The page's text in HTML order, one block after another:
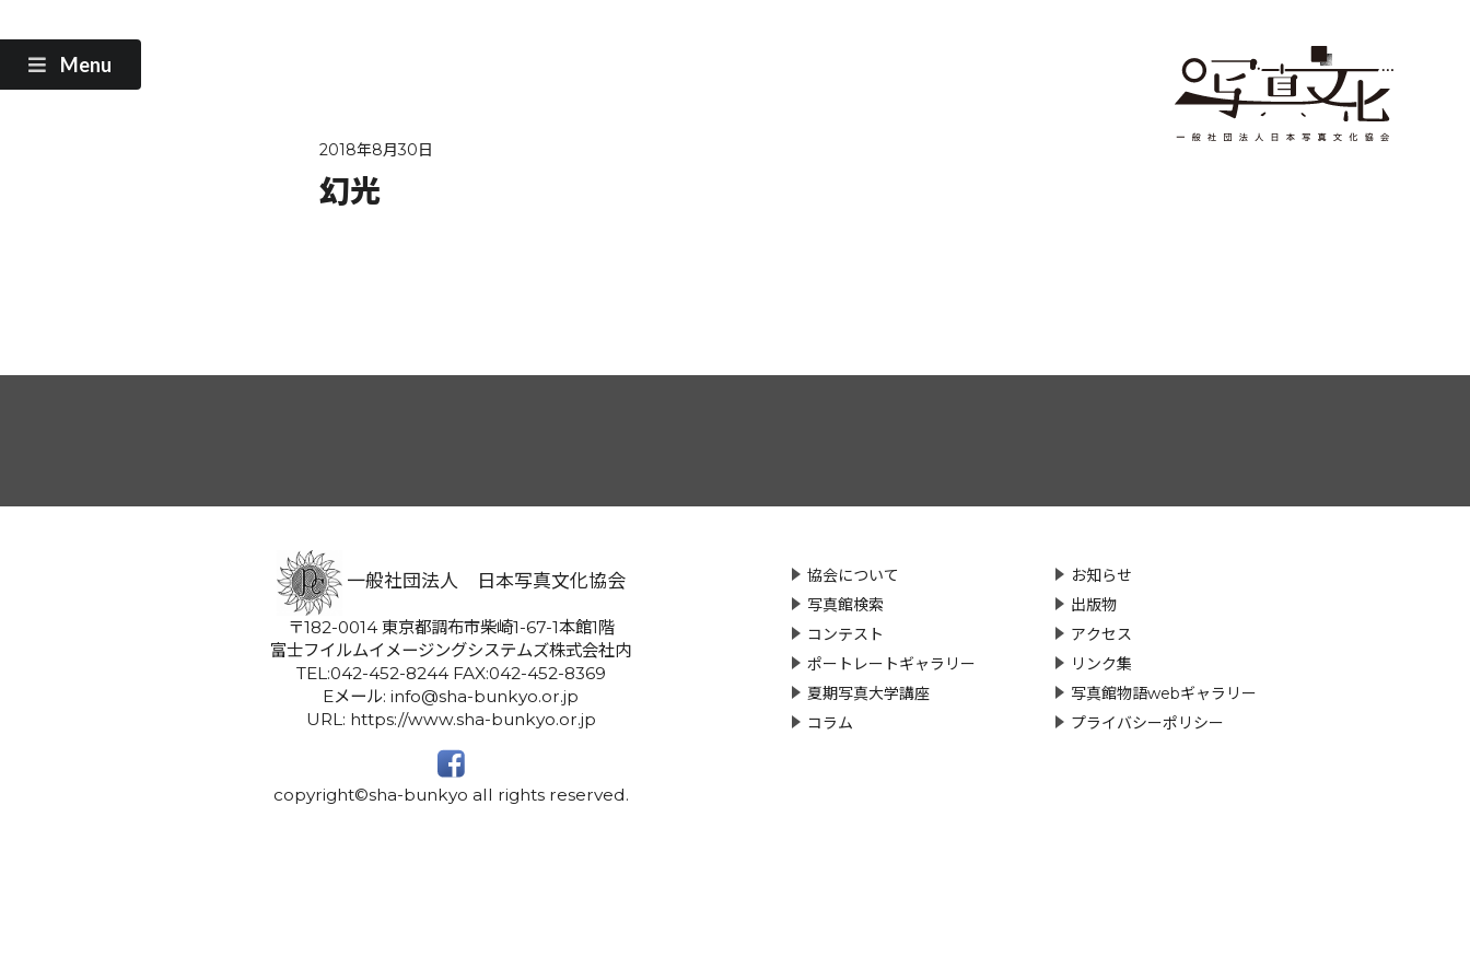
Menu
2018年8月30日
幻光
協会について
写真館検索
コンテスト
ポートレートギャラリー
夏期写真大学講座
コラム
お知らせ
出版物
アクセス
リンク集
写真館物語webギャラリー
プライバシーポリシー
一般社団法人 日本写真文化協会
〒182-0014 東京都調布市柴崎1-67-1本館1階
富士フイルムイメージングシステムズ株式会社内
TEL:042-452-8244 FAX:042-452-8369
Eメール: info@sha-bunkyo.or.jp
URL: https://www.sha-bunkyo.or.jp
copyright©sha-bunkyo all rights reserved.